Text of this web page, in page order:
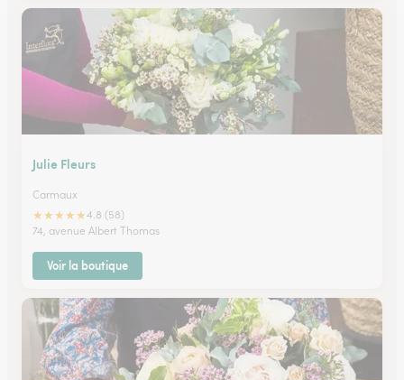
Julie Fleurs
Carmaux
★★★★★4.8 (58)
74, avenue Albert Thomas
Voir la boutique